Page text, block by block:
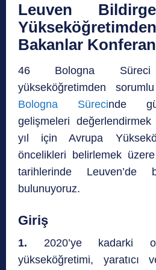
Leuven
Bakanlar
46 Bologna
yükseköğretimden
Bologna Sürecinde
gelişmeleri
yıl için Avrupa
öncelikleri belirlemek
tarihlerinde
bulunuyoruz.
Giriş
1. 2020’ye kadarki
yükseköğretimi, yaratıcı